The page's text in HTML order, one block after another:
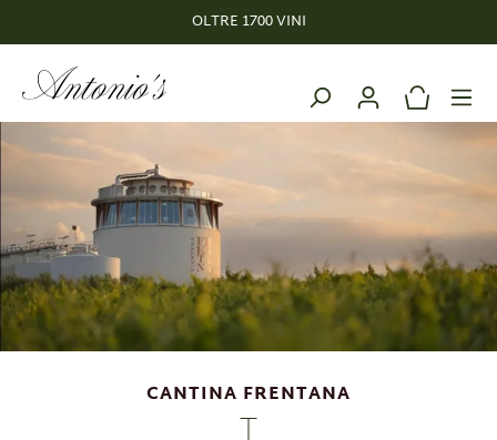
OLTRE 1700 VINI
Il nostro Wine Club: Vini esclusivi. Vantaggi esclusivi.
CANTINA FRENTANA